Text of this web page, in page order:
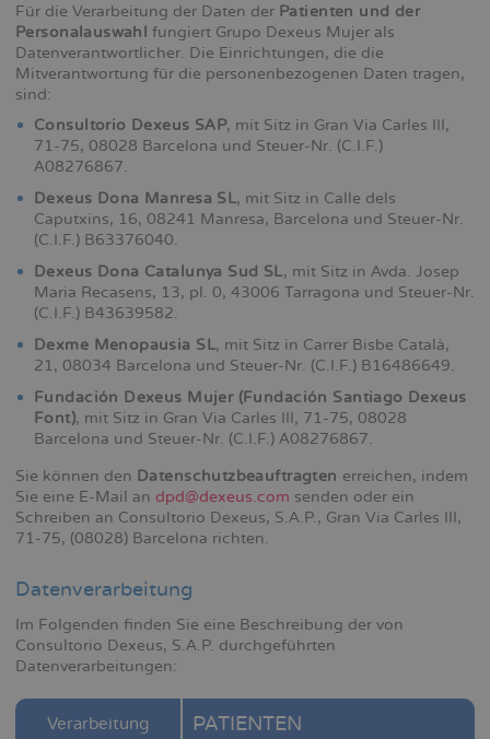
Für die Verarbeitung der Daten der Patienten und der
Personalauswahl fungiert Grupo Dexeus Mujer als
Datenverantwortlicher. Die Einrichtungen, die die
Mitverantwortung für die personenbezogenen Daten tragen,
sind:
Consultorio Dexeus SAP, mit Sitz in Gran Via Carles III,
71-75, 08028 Barcelona und Steuer-Nr. (C.I.F.)
A08276867.
Dexeus Dona Manresa SL, mit Sitz in Calle dels
Caputxins, 16, 08241 Manresa, Barcelona und Steuer-Nr.
(C.I.F.) B63376040.
Dexeus Dona Catalunya Sud SL, mit Sitz in Avda. Josep
Maria Recasens, 13, pl. 0, 43006 Tarragona und Steuer-Nr.
(C.I.F.) B43639582.
Dexme Menopausia SL, mit Sitz in Carrer Bisbe Català,
21, 08034 Barcelona und Steuer-Nr. (C.I.F.) B16486649.
Fundación Dexeus Mujer (Fundación Santiago Dexeus
Font), mit Sitz in Gran Via Carles III, 71-75, 08028
Barcelona und Steuer-Nr. (C.I.F.) A08276867.
Sie können den Datenschutzbeauftragten erreichen, indem
Sie eine E-Mail an dpd@dexeus.com senden oder ein
Schreiben an Consultorio Dexeus, S.A.P., Gran Via Carles III,
71-75, (08028) Barcelona richten.
Datenverarbeitung
Im Folgenden finden Sie eine Beschreibung der von
Consultorio Dexeus, S.A.P. durchgeführten
Datenverarbeitungen:
Verarbeitung PATIENTEN